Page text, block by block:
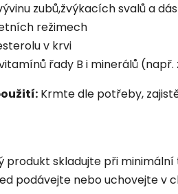
zubů,žvýkacích svalů a
režimech
v krvi
řady B i minerálů (např.
Krmte dle potřeby,
produkt skladujte při minimální
podávejte nebo uchovejte v